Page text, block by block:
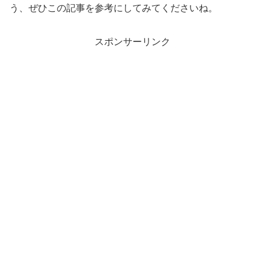
う、ぜひこの記事を参考にしてみてくださいね。
スポンサーリンク